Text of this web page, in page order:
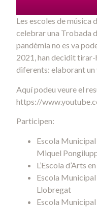
Les escoles de música
celebrar una Trobada
pandèmia no es va
2021, han decidit
diferents: elaborant un
Aquí podeu veure el
https://
Participen:
Escola
Miquel
L’Escola d’Arts
Escola Municipal
Llobregat
Escola